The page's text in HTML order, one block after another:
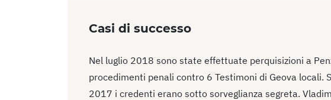
Casi di successo
Nel luglio 2018 sono state effettuate perquisizioni a
procedimenti penali contro 6 Testimoni di Geova locali.
2017 i credenti erano sotto sorveglianza segreta.